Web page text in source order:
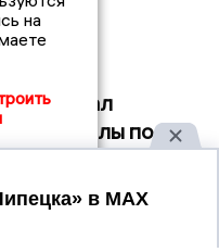
призвал
72-й школы по
на